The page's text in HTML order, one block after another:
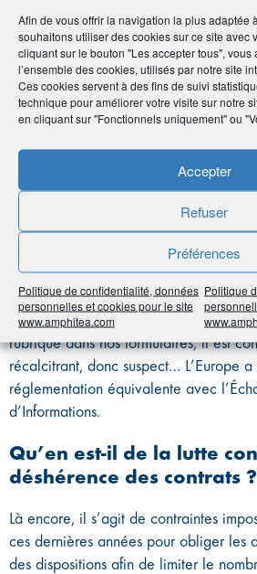
Afin de vous offrir la navigation la plus adaptée
souhaitons utiliser des cookies sur ce site avec
cliquant sur le bouton "Les accepter tous", vous
l’ensemble des cookies, utilisés par notre site
Ces cookies servent à des fins de suivi
technique pour améliorer votre visite sur notre
en cliquant sur "Fonctionnels uniquement" ou
Accepter
Refuser
Préférences
Politique de confidentialité, données
personnelles et cookies pour le site
www.amphitea.com
Politique
financement du terrorisme, nous
personnes à risques et voire même
signaler aux autorités. Cela nous
risques et à appliquer des niveaux de
Par exemple, les personnes
Concernant la fraude fiscale, la loi
depuis 2016 nous oblige à déclarer
français tous les contrats souscrits ou
d’amende pour défaut d’information…
FATCA est un autre règlement fiscal
déclarer aux États-Unis nos clients
qu’ils détiennent. Si l’un d’eux ne
rubrique dans nos formulaires, il est
récalcitrant, donc suspect… L’Europe
réglementation équivalente avec
d’Informations.
Qu’en est-il de la lutte
déshérence des contrats ?
Là encore, il s’agit de contraintes
ces dernières années pour obliger les
des dispositions afin de limiter le